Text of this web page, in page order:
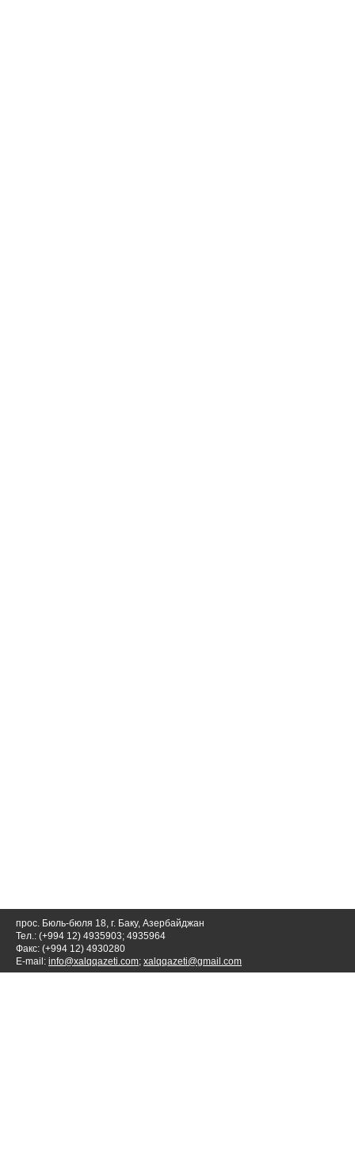
прос. Бюль-бюля 18, г. Баку, Азербайджан
Тел.: (+994 12) 4935903; 4935964
Факс: (+994 12) 4930280
E-mail: info@xalqqazeti.com; xalqqazeti@gmail.com